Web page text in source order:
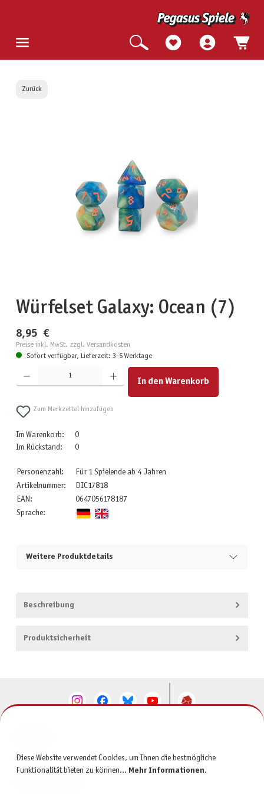
Zurück
Würfelset Galaxy: Ocean (7)
8,95 €
Preise inkl. MwSt. zzgl. Versandkosten
Sofort verfügbar, Lieferzeit: 3-5 Werktage
Produkt Anzahl: Gib den gewünschten Wert ein oder benutze die Schaltflächen um die Anzahl zu
In den Warenkorb
Zum Merkzettel hinzufügen
Im Warenkorb:
0
Im Rückstand:
0
Personenzahl:
Für 1 Spielende ab 4 Jahren
Artikelnummer:
DIC17818
EAN:
0647056178187
Sprache:
Weitere Produktdetails
Beschreibung
Produktsicherheit
SERVICE
Diese Website verwendet Cookies, um Ihnen die bestmögliche
Funktionalität bieten zu können... Mehr Informationen.